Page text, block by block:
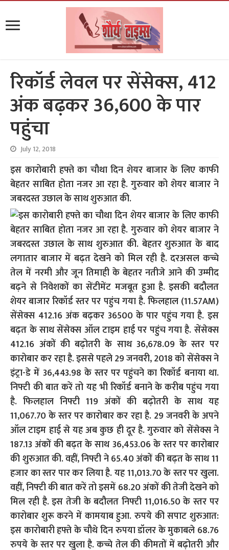
रिकॉर्ड लेवल पर सेंसेक्स, 412
अंक बढ़कर 36,600 के पार
पहुंचा
July 12, 2018
इस कारोबारी हफ्ते का चौथा दिन शेयर बाजार के लिए काफी
बेहतर साबित होता नजर आ रहा है. गुरुवार को शेयर बाजार ने
जबरदस्त उछाल के साथ शुरुआत की.